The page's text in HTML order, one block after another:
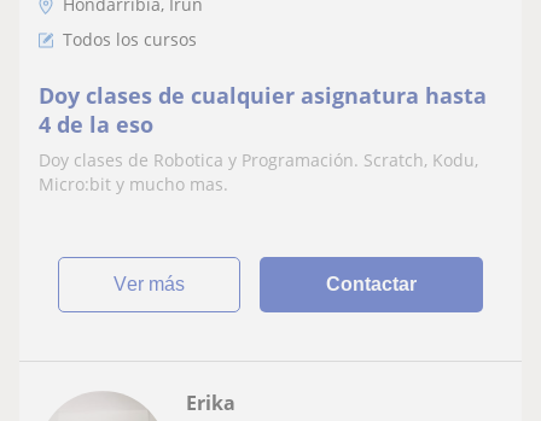
Todos los cursos
Doy clases de cualquier asignatura hasta
4 de la eso
Doy clases de Robotica y Programación. Scratch, Kodu,
Micro:bit y mucho mas.
ver más Contactar
Erika